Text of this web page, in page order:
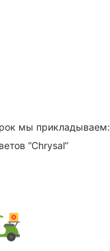
мы прикладываем:
“Chrysal”